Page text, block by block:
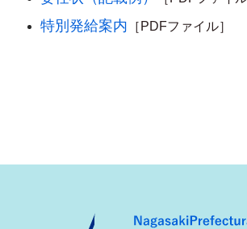
特別発給案内 ［PDFファイル］